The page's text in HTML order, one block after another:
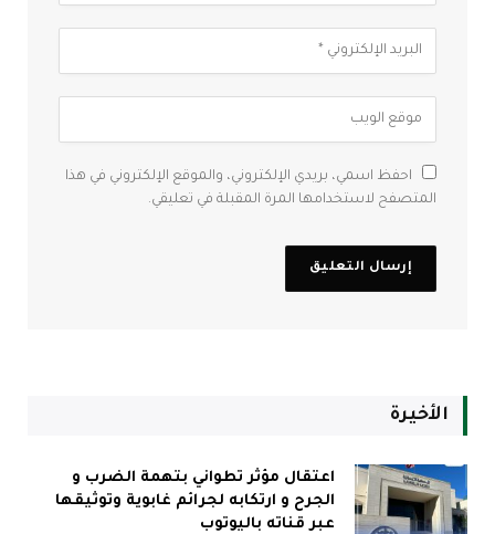
احفظ اسمي، بريدي الإلكتروني، والموقع الإلكتروني في هذا
المتصفح لاستخدامها المرة المقبلة في تعليقي.
الأخيرة
اعتقال مؤثر تطواني بتهمة الضرب و
الجرح و ارتكابه لجرائم غابوية وتوثيقها
عبر قناته باليوتوب